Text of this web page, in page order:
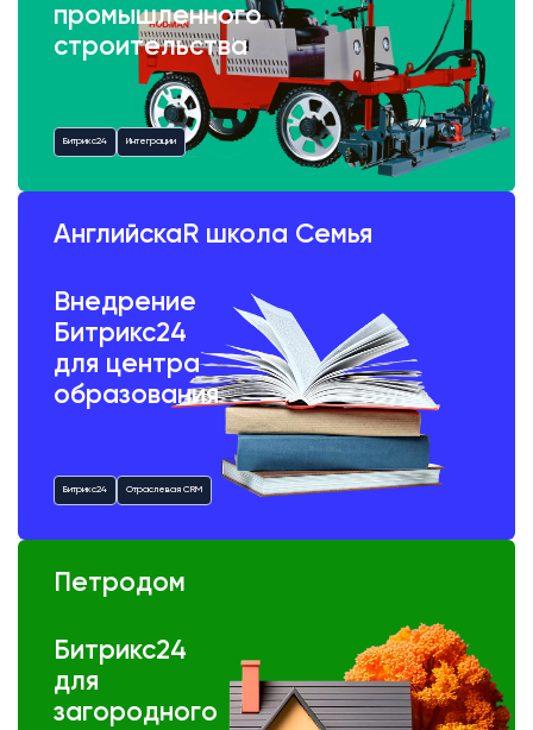
промышленного
строительства
Битрикс24 Интеграции
АнглийскаR школа Семья
Внедрение
Битрикс24
для центра
образования
Битрикс24 Отраслевая CRM
Петродом
Битрикс24
для
загородного